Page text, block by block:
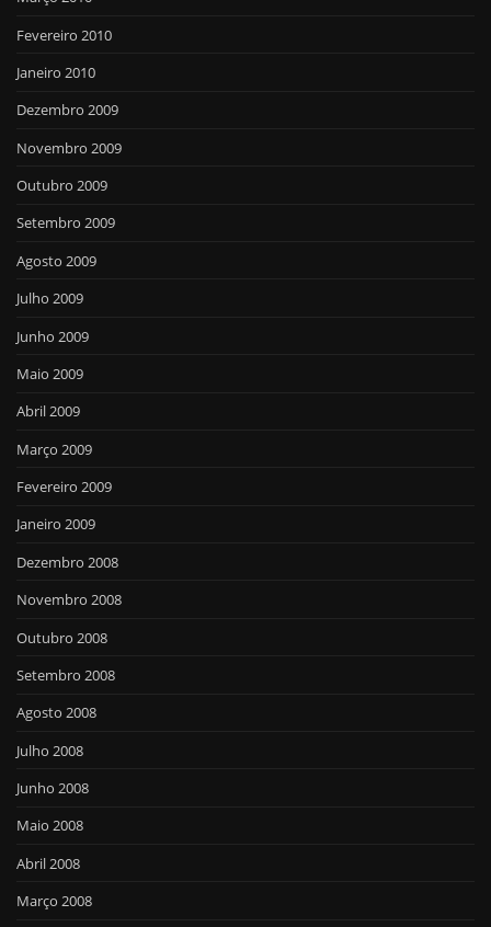
Fevereiro 2010
Janeiro 2010
Dezembro 2009
Novembro 2009
Outubro 2009
Setembro 2009
Agosto 2009
Julho 2009
Junho 2009
Maio 2009
Abril 2009
Março 2009
Fevereiro 2009
Janeiro 2009
Dezembro 2008
Novembro 2008
Outubro 2008
Setembro 2008
Agosto 2008
Julho 2008
Junho 2008
Maio 2008
Abril 2008
Março 2008